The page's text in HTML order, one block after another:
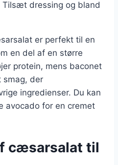
Tilsæt dressing og bland
er perfekt til en
en del af en større
protein, mens baconet
smag, der
ingredienser. Du kan
avocado for en cremet
cæsarsalat til